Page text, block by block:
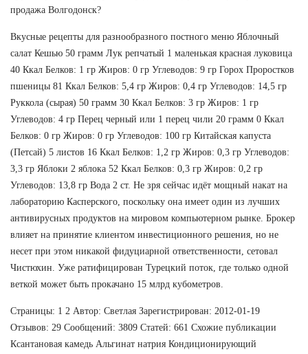
продажа Волгодонск?
Вкусные рецепты для разнообразного постного меню Яблочный
салат Кешью 50 грамм Лук репчатый 1 маленькая красная луковица
40 Ккал Белков: 1 гр Жиров: 0 гр Углеводов: 9 гр Горох Проростков
пшеницы 81 Ккал Белков: 5,4 гр Жиров: 0,4 гр Углеводов: 14,5 гр
Руккола (сырая) 50 грамм 30 Ккал Белков: 3 гр Жиров: 1 гр
Углеводов: 4 гр Перец черный или 1 перец чили 20 грамм 0 Ккал
Белков: 0 гр Жиров: 0 гр Углеводов: 100 гр Китайская капуста
(Петсай) 5 листов 16 Ккал Белков: 1,2 гр Жиров: 0,3 гр Углеводов:
3,3 гр Яблоки 2 яблока 52 Ккал Белков: 0,3 гр Жиров: 0,2 гр
Углеводов: 13,8 гр Вода 2 ст. Не зря сейчас идёт мощный накат на
лабораторию Касперского, поскольку она имеет один из лучших
антивирусных продуктов на мировом компьютерном рынке. Брокер
влияет на принятие клиентом инвестиционного решения, но не
несет при этом никакой фидуциарной ответственности, сетовал
Чистюхин. Уже ратифицирован Турецкий поток, где только одной
веткой может быть прокачано 15 млрд кубометров.
Страницы: 1 2 Автор: Светлая Зарегистрирован: 2012-01-19
Отзывов: 29 Сообщений: 3809 Статей: 661 Схожие публикации
Ксантановая камедь Альгинат натрия Кондиционирующий